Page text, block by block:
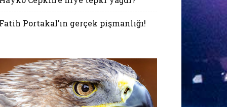
Portakal’ın gerçek pişmanlığı!